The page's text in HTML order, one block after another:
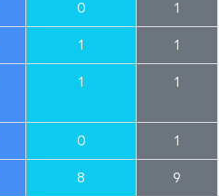
0 1
1 1
1 1
0 1
8 9